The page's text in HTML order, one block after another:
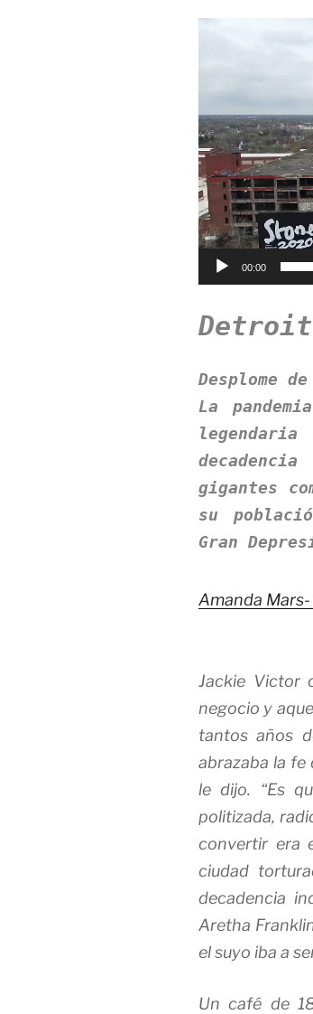
00:00
Detroit
Desplome
La
gigantes
su
Gran
Amanda Mars-
Jackie Victor
negocio y
tantos años
abrazaba la fe
le dijo. “Es
politizada,
convertir era
ciudad
decadencia
Aretha
el suyo iba a
Un café de